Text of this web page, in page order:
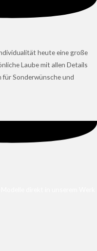
heute eine große
Laube mit allen Details
Sonderwünsche und